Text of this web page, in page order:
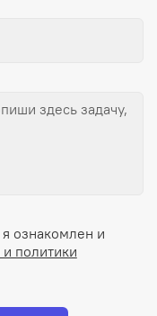
ознакомлен и
политики